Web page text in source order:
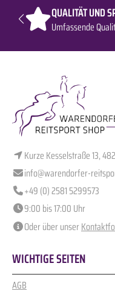
QUALITÄT UND
Umfassende
Kurze Kesselstraße 13,
info@warendorfer-
+49 (0) 2581 5299573
9:00 bis 17:00 Uhr
Oder über unser
WICHTIGE SEITEN
AGB